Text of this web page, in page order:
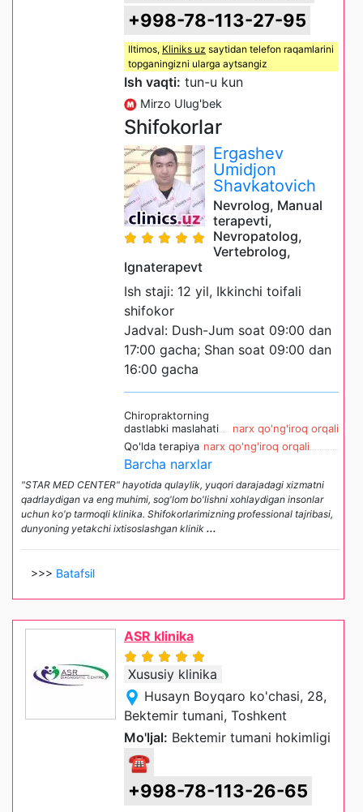
+998-78-113-27-95
Iltimos, Kliniks uz saytidan telefon raqamlarini
topganingizni ularga aytsangiz
Ish vaqti: tun-u kun
Mirzo Ulug'bek
Shifokorlar
Ergashev
Umidjon
Shavkatovich
Nevrolog, Manual
terapevti,
Nevropatolog,
Vertebrolog,
Ignaterapevt
Ish staji: 12 yil, Ikkinchi toifali
shifokor
Jadval: Dush-Jum soat 09:00 dan
17:00 gacha; Shan soat 09:00 dan
16:00 gacha
Chiropraktorning
dastlabki maslahati
narx qo'ng'iroq orqali
Qo'lda terapiya narx qo'ng'iroq orqali
Barcha narxlar
"STAR MED CENTER" hayotida qulaylik, yuqori darajadagi xizmatni
qadrlaydigan va eng muhimi, sog'lom bo'lishni xohlaydigan insonlar
uchun ko'p tarmoqli klinika. Shifokorlarimizning professional tajribasi,
dunyoning yetakchi ixtisoslashgan klinik ...
>>> Batafsil
ASR klinika
Xususiy klinika
Husayn Boyqaro ko'chasi, 28,
Bektemir tumani, Toshkent
Mo'ljal: Bektemir tumani hokimligi
☎
+998-78-113-26-65